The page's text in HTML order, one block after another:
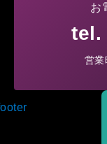
お
tel.
営